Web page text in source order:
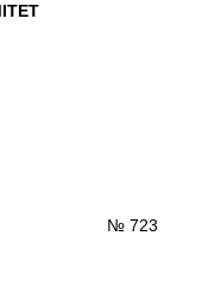
№ 723
ч1 Кодексу